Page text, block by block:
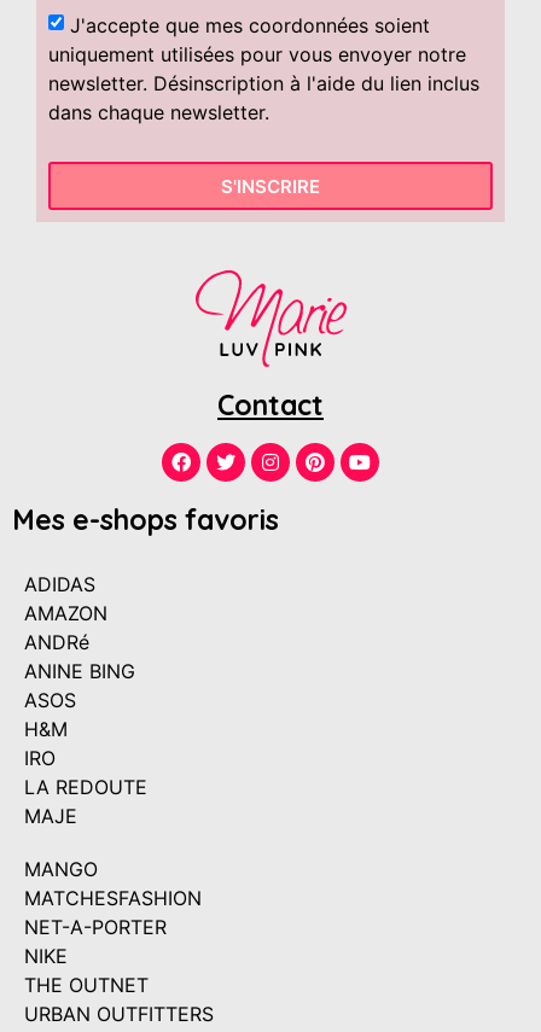
J'accepte que mes coordonnées soient
uniquement utilisées pour vous envoyer notre
newsletter. Désinscription à l'aide du lien inclus
dans chaque newsletter.
S'INSCRIRE
Contact
Mes e-shops favoris
ADIDAS
AMAZON
ANDRé
ANINE BING
ASOS
H&M
IRO
LA REDOUTE
MAJE
MANGO
MATCHESFASHION
NET-A-PORTER
NIKE
THE OUTNET
URBAN OUTFITTERS